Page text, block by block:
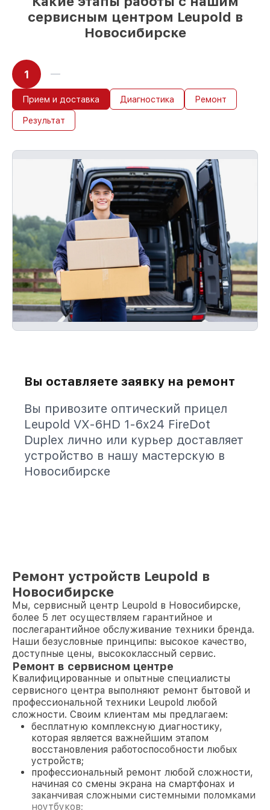
сервисным центром Leupold в
Новосибирске
1
Прием и доставка Диагностика Ремонт
Результат
Вы оставляете заявку на ремонт
Вы привозите оптический прицел
Leupold VX-6HD 1-6x24 FireDot
Duplex лично или курьер доставляет
устройство в нашу мастерскую в
Новосибирске
Ремонт устройств Leupold в
Новосибирске
Мы, сервисный центр Leupold в Новосибирске,
более 5 лет осуществляем гарантийное и
послегарантийное обслуживание техники бренда.
Наши безусловные принципы: высокое качество,
доступные цены, высококлассный сервис.
Ремонт в сервисном центре
Квалифицированные и опытные специалисты
сервисного центра выполняют ремонт бытовой и
профессиональной техники Leupold любой
сложности. Своим клиентам мы предлагаем:
бесплатную комплексную диагностику,
которая является важнейшим этапом
восстановления работоспособности любых
устройств;
профессиональный ремонт любой сложности,
начиная со смены экрана на смартфонах и
заканчивая сложными системными поломками
ноутбуков;